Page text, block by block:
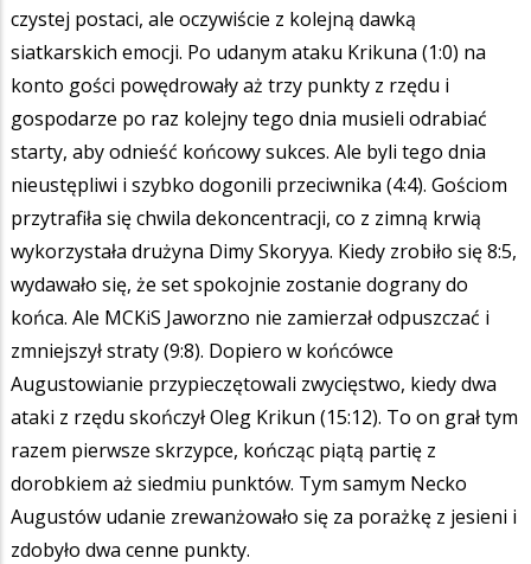
czystej postaci, ale oczywiście z kolejną dawką
siatkarskich emocji. Po udanym ataku Krikuna (1:0) na
konto gości powędrowały aż trzy punkty z rzędu i
gospodarze po raz kolejny tego dnia musieli odrabiać
starty, aby odnieść końcowy sukces. Ale byli tego dnia
nieustępliwi i szybko dogonili przeciwnika (4:4). Gościom
przytrafiła się chwila dekoncentracji, co z zimną krwią
wykorzystała drużyna Dimy Skoryya. Kiedy zrobiło się 8:5,
wydawało się, że set spokojnie zostanie dograny do
końca. Ale MCKiS Jaworzno nie zamierzał odpuszczać i
zmniejszył straty (9:8). Dopiero w końcówce
Augustowianie przypieczętowali zwycięstwo, kiedy dwa
ataki z rzędu skończył Oleg Krikun (15:12). To on grał tym
razem pierwsze skrzypce, kończąc piątą partię z
dorobkiem aż siedmiu punktów. Tym samym Necko
Augustów udanie zrewanżowało się za porażkę z jesieni i
zdobyło dwa cenne punkty.